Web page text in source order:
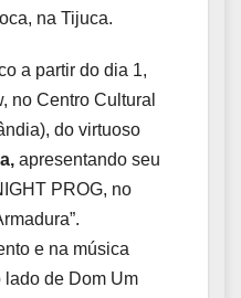
na Tijuca.
a partir do dia 1,
no Centro Cultural
do virtuoso
apresentando seu
PROG, no
e na música
lado de Dom Um